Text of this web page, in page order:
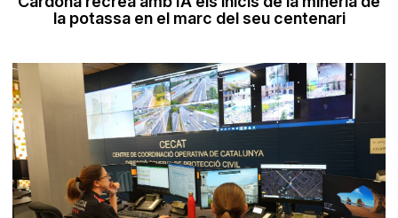
la potassa en el marc del seu centenari